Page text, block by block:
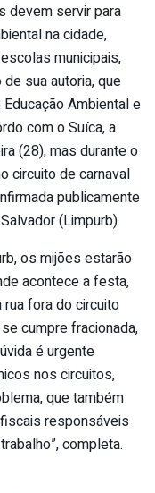
devem servir para
na cidade,
municipais,
sua autoria, que
Ambiental e
com o Suíca, a
(28), mas durante o
circuito de carnaval
publicamente
(Limpurb).
os mijões estarão
acontece a festa,
fora do circuito
cumpre fracionada,
é urgente
nos circuitos,
que também
responsáveis
completa.